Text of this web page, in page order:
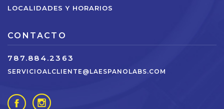
LOCALIDADES Y HORARIOS
CONTACTO
787.884.2363
SERVICIOALCLIENTE@LAESPANOLABS.COM